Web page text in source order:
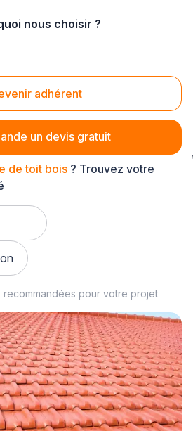
nous choisir ?
adhérent
un devis gratuit
de toit bois
de toit bois ? Trouvez votre
recommandées pour votre projet